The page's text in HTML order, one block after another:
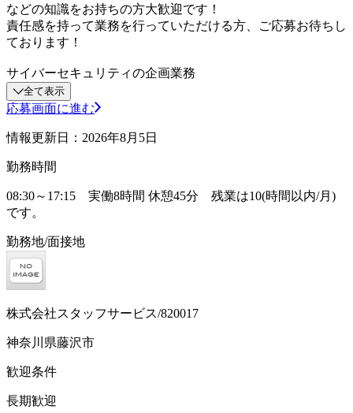
などの知識をお持ちの方大歓迎です！
責任感を持って業務を行っていただける方、ご応募お待ちし
ております！
サイバーセキュリティの企画業務
全て表示
応募画面に進む
情報更新日：2026年8月5日
勤務時間
08:30～17:15 実働8時間 休憩45分 残業は10(時間以内/月)
です。
勤務地/面接地
株式会社スタッフサービス/820017
神奈川県藤沢市
歓迎条件
長期歓迎